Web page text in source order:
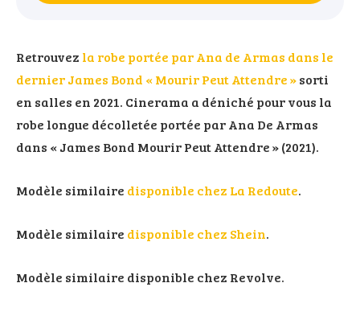
Retrouvez la robe portée par Ana de Armas dans le
dernier James Bond « Mourir Peut Attendre »sorti
en salles en 2021. Cinerama a déniché pour vous la
robe longue décolletée portée par Ana De Armas
dans « James Bond Mourir Peut Attendre » (2021).
Modèle similaire disponible chez La Redoute.
Modèle similaire disponible chez Shein.
Modèle similaire disponible chez Revolve.